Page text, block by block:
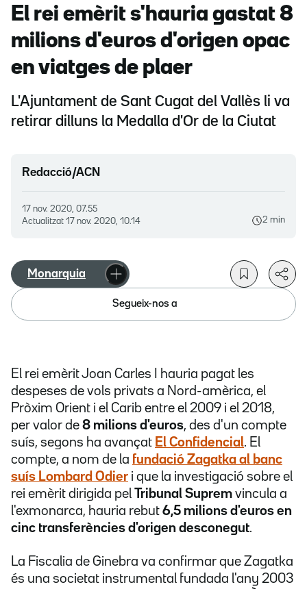
El rei emèrit s'hauria gastat 8
milions d'euros d'origen opac
en viatges de plaer
L'Ajuntament de Sant Cugat del Vallès li va
retirar dilluns la Medalla d'Or de la Ciutat
Redacció/ACN
17 nov. 2020, 07.55
Actualitzat 17 nov. 2020, 10.14 2 min
Monarquia
Segueix-nos a
El rei emèrit Joan Carles I hauria pagat les
despeses de vols privats a Nord-amèrica, el
Pròxim Orient i el Carib entre el 2009 i el 2018,
per valor de 8 milions d'euros, des d'un compte
suís, segons ha avançat El Confidencial. El
compte, a nom de la fundació Zagatka al banc
suís Lombard Odier i que la investigació sobre el
rei emèrit dirigida pel Tribunal Suprem vincula a
l'exmonarca, hauria rebut 6,5 milions d'euros en
cinc transferències d'origen desconegut.
La Fiscalia de Ginebra va confirmar que Zagatka
és una societat instrumental fundada l'any 2003